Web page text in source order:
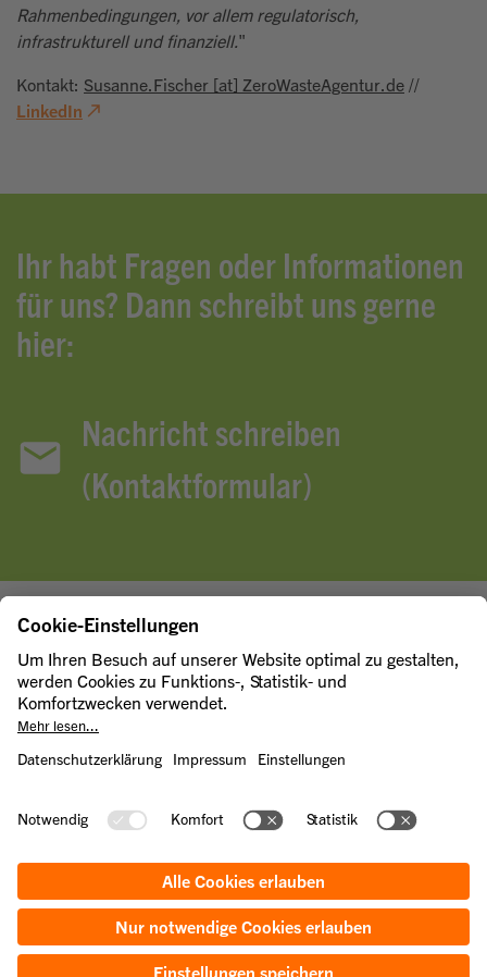
Rahmenbedingungen, vor allem regulatorisch,
infrastrukturell und finanziell."
Kontakt: Susanne.Fischer [at] ZeroWasteAgentur.de //
LinkedIn
Ihr habt Fragen oder Informationen
für uns? Dann schreibt uns gerne
hier:
Nachricht schreiben
(Kontaktformular)
Zero-Waste-Agentur
LinkedIn
© 2025 Berliner Stadtreinigungsbetriebe Kontakt